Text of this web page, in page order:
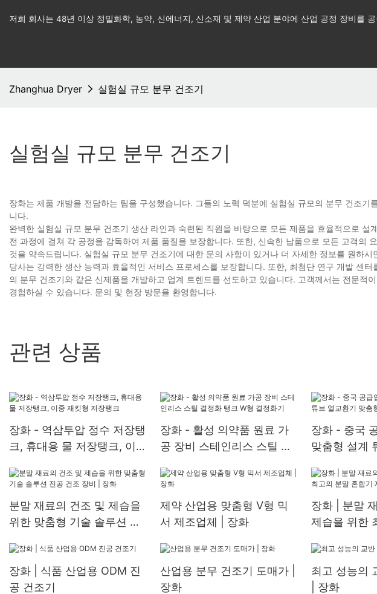
저희 회사는 48년 이상 정밀화학, 농약, 신에너지, 신소재 및 제약 산업 분야에 산업 공정 장비를
Zhanghua Dryer 실험실 규모 분무 건조기
실험실 규모 분무 건조기
장화는 제품 개발을 전담하는 팀을 구성했습니다. 그들의 노력 덕분에 실험실 규모의 분무 건조
니다.
완벽한 실험실 규모 분무 건조기 생산 라인과 숙련된 직원을 바탕으로 모든 제품을 효율적으로
전 과정에 걸쳐 각 공정을 감독하여 제품 품질을 보장합니다. 또한, 신속한 납품으로 모든 고객의
것을 약속드립니다. 실험실 규모 분무 건조기에 대한 문의 사항이 있거나 더 자세한 정보를 원하시
당사는 강력한 생산 능력과 효율적인 서비스 프로세스를 보장합니다. 또한, 최첨단 연구 개발 센
의 분무 건조기와 같은 신제품을 개발하고 업계 트렌드를 선도하고 있습니다. 고객께서는 전문적
경험하실 수 있습니다. 문의 및 현장 방문을 환영합니다.
관련 상품
장화 - 역삼투압 정수 저장탱
크, 휴대용 물 저장탱크, 이중
장화 - 활성 의약품 원료 가
공 장비 스테인리스 스틸 결
장화 - 중국
맞춤형 설계
분말 재료의 건조 및 제습을
위한 맞춤형 기술 솔루션 진
제약 산업용 맞춤형 V형 믹
서 제조업체 | 장화
장화 | 분말
제습을 위한
장화 | 식품 산업용 ODM 진
공 건조기
산업용 분무 건조기 도매가 |
장화
최고 성능의
| 장화